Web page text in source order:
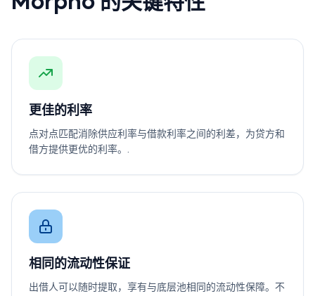
更佳的利率
点对点匹配消除供应利率与借款利率之间的利差，为贷方和
借方提供更优的利率。.
相同的流动性保证
出借人可以随时提取，享有与底层池相同的流动性保障。不